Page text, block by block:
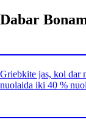
Dabar
Griebkite jas, kol dar
nuolaida iki 40 %